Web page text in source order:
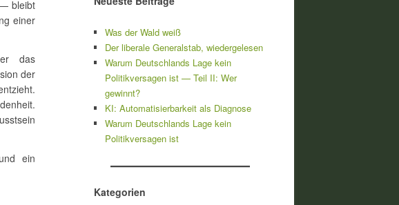
bleibt
einer
das
der
ein
Was der Wald weiß
Der liberale Generalstab, wiedergelesen
Warum Deutschlands Lage kein
Politikversagen ist — Teil II: Wer
gewinnt?
KI: Automatisierbarkeit als Diagnose
Warum Deutschlands Lage kein
Politikversagen ist
Kategorien